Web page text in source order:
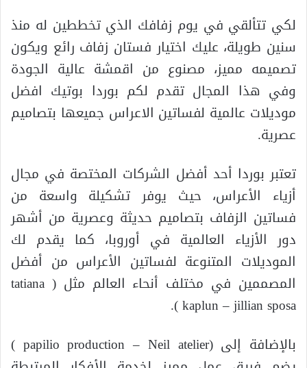
لكي تتألقي في يوم زفافك الذي تخططين له منذ
سنين طويلة، عليك اختيار فستان زفاف رائع ويكون
تصميمه مميز، مصنوع من اقمشة عالية الجودة
وفي هذا المجال تقدم لكم بوردا بوتيك افضل
موديلات عالمية لفساتين الاعراس جميعها بتصاميم
عصرية.
تعتبر بوردا أحد أفضل الشركات المختصة في مجال
أزياء الأعراس، حيث يوفر تشكيلة واسعة من
فساتين الزفاف بتصاميم حديثة وعصرية من أشهر
دور الأزياء العالمية في أوروبا، كما يقدم لك
الموديلات المتنوعة لفساتين الأعراس من أفضل
المصممين في مختلف أنحاء العالم مثل ( tatiana
kaplun – jillian sposa ).
بالإضافة إلى (papilio production – Neil atelier )